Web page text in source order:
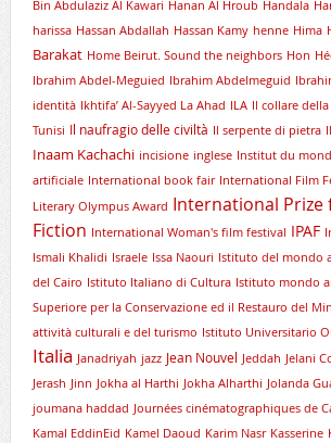
Bin Abdulaziz Al Kawari Hanan Al Hroub Handala
harissa Hassan Abdallah Hassan Kamy henne Hima
Barakat Home Beirut. Sound the neighbors Hon
Ibrahim Abdel-Meguied Ibrahim Abdelmeguid
identità Ikhtifa’ Al-Sayyed La Ahad ILA Il collare
Tunisi Il naufragio delle civiltà Il serpente di pietra
Inaam Kachachi incisione inglese Institut du
artificiale International book fair International Film
Literary Olympus Award International Prize
Fiction International Woman's film festival IPAF
Ismali Khalidi Israele Issa Naouri Istituto del mondo
del Cairo Istituto Italiano di Cultura Istituto mondo
Superiore per la Conservazione ed il Restauro del
attività culturali e del turismo Istituto Universitario
Italia Janadriyah jazz Jean Nouvel Jeddah Jelani
Jerash Jinn Jokha al Harthi Jokha Alharthi Jolanda
joumana haddad Journées cinématographiques de
Kamal EddinEid Kamel Daoud Karim Nasr Kasserine